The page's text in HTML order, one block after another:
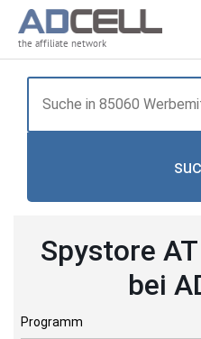
the affiliate network
Spystore
bei
Programm